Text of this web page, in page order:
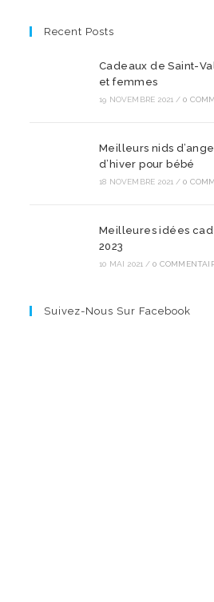
Recent Posts
Cadeaux de Saint-
et femmes
19 NOVEMBRE 2021 / 0
Meilleurs nids
d’hiver pour bébé
18 NOVEMBRE 2021 / 0
Meilleures idées
2023
10 MAI 2021 / 0
Suivez-Nous Sur Facebook